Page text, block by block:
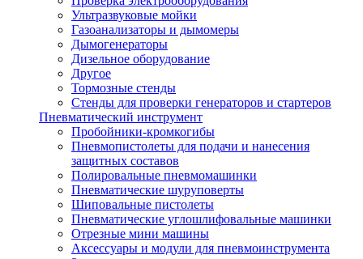
Ультразвуковые мойки
Газоанализаторы и дымомеры
Дымогенераторы
Дизельное оборудование
Другое
Тормозные стенды
Стенды для проверки генераторов и стартеров
Пневматический инструмент
Пробойники-кромкогибы
Пневмопистолеты для подачи и нанесения
защитных составов
Полировальные пневмомашинки
Пневматические шуруповерты
Шиповальные пистолеты
Пневматические углошлифовальные машинки
Отрезные мини машины
Аксессуары и модули для пневмоинструмента